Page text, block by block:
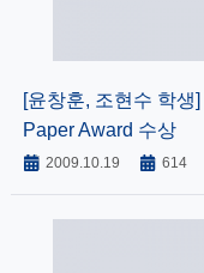
[윤창훈, 조현수 학
Paper Award 수상
2009.10.19 614